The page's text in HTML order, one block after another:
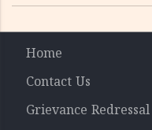
Home
Contact Us
Grievance Redressal